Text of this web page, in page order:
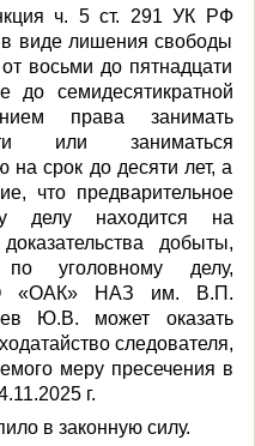
ч. 5 ст. 291 УК РФ
в виде лишения свободы
восьми до пятнадцати
семидесятикратной
права занимать
или заниматься
на срок до десяти лет, а
что предварительное
делу находится на
добыты,
по уголовному делу,
«ОАК» НАЗ им. В.П.
Ю.В. может оказать
следователя,
меру пресечения в
г.
в законную силу.